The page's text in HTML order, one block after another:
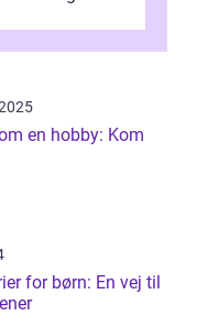
en hobby: Kom
for børn: En vej til